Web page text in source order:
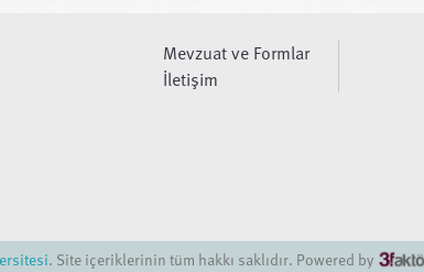
Mevzuat ve Formlar
İletişim
. Site içeriklerinin tüm hakkı saklıdır. Powered by